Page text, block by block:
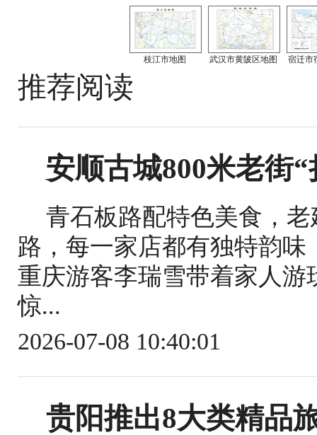
枝江市地图 武汉市黄陂区地图 宿迁市
推荐阅读
安顺古城800米老街
青石板路配特色美食，
路，每一家店都有独特韵
重庆游客李瑞雪带着家人
惊...
2026-07-08 10:40:01
贵阳推出8大类精品